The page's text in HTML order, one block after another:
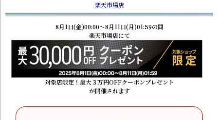
楽天市場店
8月1日(金)00:00～8月11日(月)01:59の間
楽天市場店にて
対象店限定！最大３万円OFFクーポンプレゼント
が開催されます